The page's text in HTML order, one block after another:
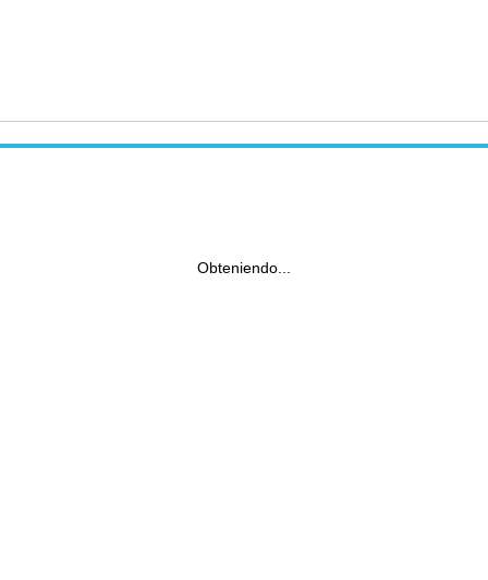
Obteniendo...